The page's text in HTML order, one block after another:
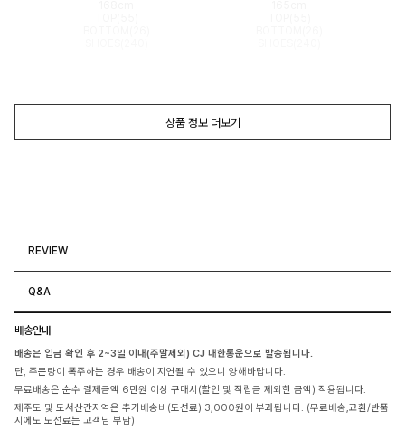
상품 정보 더보기
REVIEW
Q&A
배송안내
배송은 입금 확인 후 2~3일 이내(주말제외) CJ 대한통운으로 발송됩니다.
단, 주문량이 폭주하는 경우 배송이 지연될 수 있으니 양해바랍니다.
무료배송은 순수 결제금액 6만원 이상 구매시(할인 및 적립금 제외한 금액) 적용됩니다.
제주도 및 도서산간지역은 추가배송비(도선료) 3,000원이 부과됩니다. (무료배송,교환/반품
시에도 도선료는 고객님 부담)